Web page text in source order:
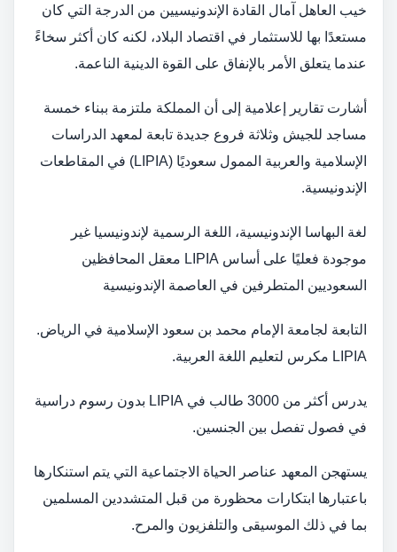
خيب العاهل آمال القادة الإندونيسيين من الدرجة التي كان
مستعدًا بها للاستثمار في اقتصاد البلاد، لكنه كان أكثر سخاءً
عندما يتعلق الأمر بالإنفاق على القوة الدينية الناعمة.
أشارت تقارير إعلامية إلى أن المملكة ملتزمة ببناء خمسة
مساجد للجيش وثلاثة فروع جديدة تابعة لمعهد الدراسات
الإسلامية والعربية الممول سعوديًا (LIPIA) في المقاطعات
الإندونيسية.
لغة البهاسا الإندونيسية، اللغة الرسمية لإندونيسيا غير
موجودة فعليًا على أساس LIPIA معقل المحافظين
السعوديين المتطرفين في العاصمة الإندونيسية
التابعة لجامعة الإمام محمد بن سعود الإسلامية في الرياض.
LIPIA مكرس لتعليم اللغة العربية.
يدرس أكثر من 3000 طالب في LIPIA بدون رسوم دراسية
في فصول تفصل بين الجنسين.
يستهجن المعهد عناصر الحياة الاجتماعية التي يتم استنكارها
باعتبارها ابتكارات محظورة من قبل المتشددين المسلمين
بما في ذلك الموسيقى والتلفزيون والمرح.